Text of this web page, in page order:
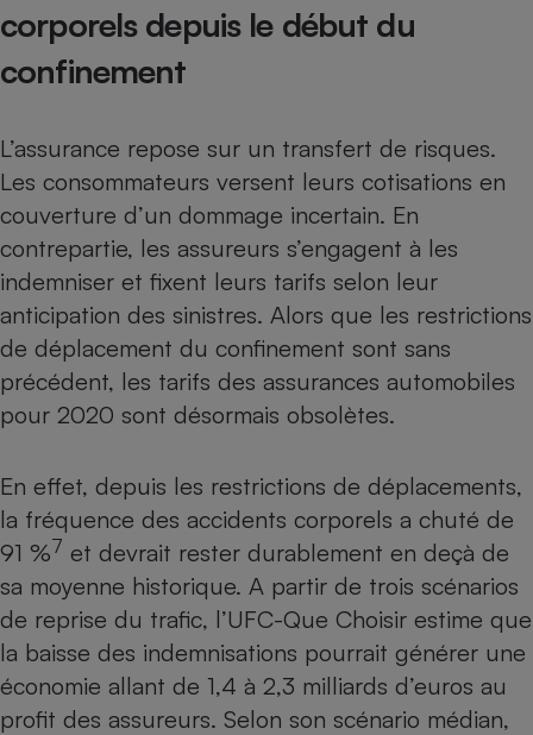
corporels depuis le début du
confinement
L’assurance repose sur un transfert de risques.
Les consommateurs versent leurs cotisations en
couverture d’un dommage incertain. En
contrepartie, les assureurs s’engagent à les
indemniser et fixent leurs tarifs selon leur
anticipation des sinistres. Alors que les restrictions
de déplacement du confinement sont sans
précédent, les tarifs des assurances automobiles
pour 2020 sont désormais obsolètes.
En effet, depuis les restrictions de déplacements,
la fréquence des accidents corporels a chuté de
91 %7 et devrait rester durablement en deçà de
sa moyenne historique. A partir de trois scénarios
de reprise du trafic, l’UFC-Que Choisir estime que
la baisse des indemnisations pourrait générer une
économie allant de 1,4 à 2,3 milliards d’euros au
profit des assureurs. Selon son scénario médian,
Robot ménager